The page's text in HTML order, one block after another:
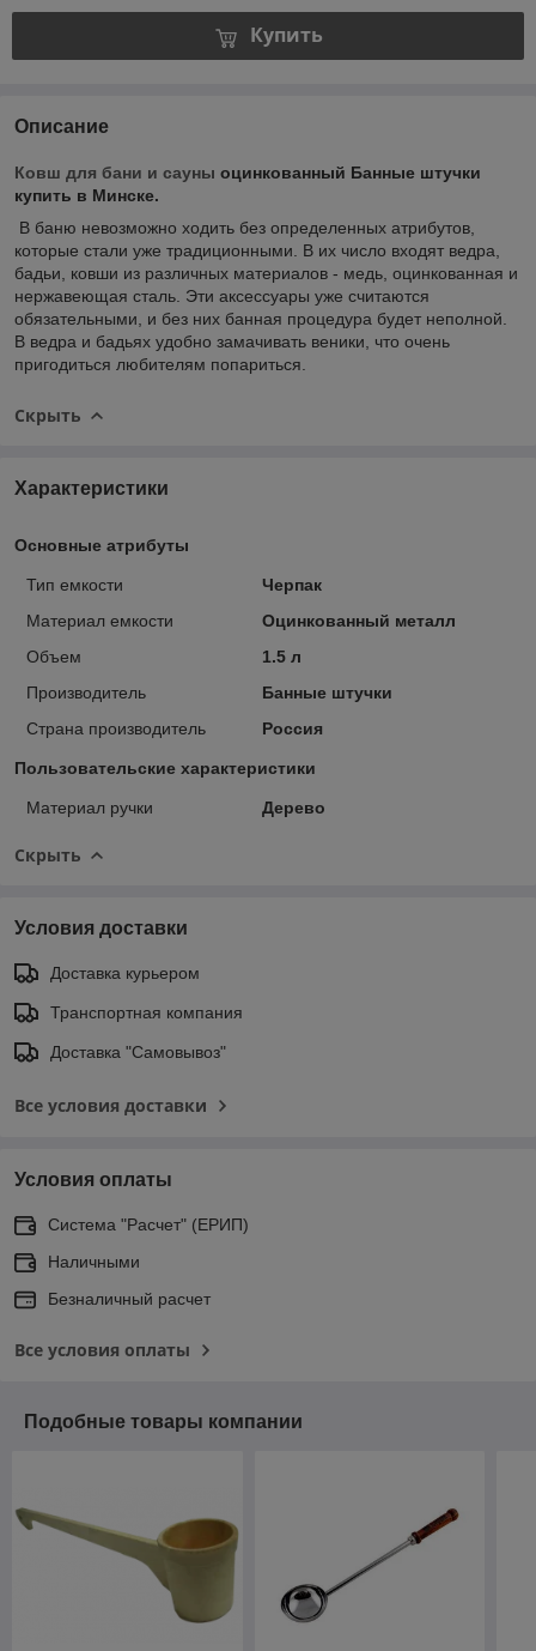
Купить
Описание
Ковш для бани и сауны оцинкованный Банные штучки
купить в Минске.
В баню невозможно ходить без определенных атрибутов,
которые стали уже традиционными. В их число входят ведра,
бадьи, ковши из различных материалов - медь, оцинкованная и
нержавеющая сталь. Эти аксессуары уже считаются
обязательными, и без них банная процедура будет неполной.
В ведра и бадьях удобно замачивать веники, что очень
пригодиться любителям попариться.
Скрыть
Характеристики
Основные атрибуты
Тип емкости
Черпак
Материал емкости
Оцинкованный металл
Объем
1.5 л
Производитель
Банные штучки
Страна производитель
Россия
Пользовательские характеристики
Материал ручки Дерево
Скрыть
Условия доставки
Доставка курьером
Транспортная компания
Доставка "Самовывоз"
Все условия доставки
Условия оплаты
Система "Расчет" (ЕРИП)
Наличными
Безналичный расчет
Все условия оплаты
Подобные товары компании